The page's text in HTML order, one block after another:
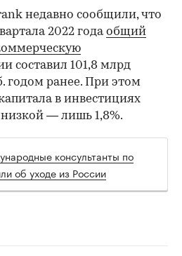
недавно сообщили, что
2022 годаобщий
составил 101,8 млрд
годом ранее. При этом
в инвестициях
низкой — лишь 1,8%.
консультанты по
об уходе из России